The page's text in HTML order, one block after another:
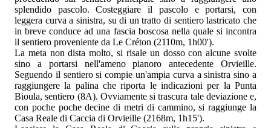
splendido pascolo. Costeggiare il pascolo e portarsi, con
leggera curva a sinistra, su di un tratto di sentiero lastricato che
in breve conduce ad una fascia boscosa nella quale si incontra
il sentiero proveniente da Le Créton (2110m, 1h00').
La meta non dista molto, si risale un dosso con alcune svolte
sino a portarsi nell'ameno pianoro antecedente Orvieille.
Seguendo il sentiero si compie un'ampia curva a sinistra sino a
raggiungere la palina che riporta le indicazioni per la Punta
Bioula, sentiero (8A). Ovviamente si trascura tale deviazione e,
con poche poche decine di metri di cammino, si raggiunge la
Casa Reale di Caccia di Orvieille (2168m, 1h15').